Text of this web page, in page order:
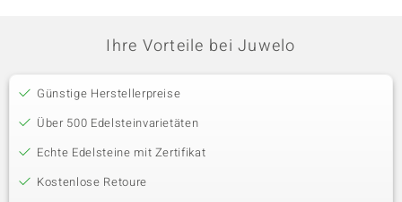
Ihre Vorteile bei Juwelo
Günstige Herstellerpreise
Über 500 Edelsteinvarietäten
Echte Edelsteine mit Zertifikat
Kostenlose Retoure